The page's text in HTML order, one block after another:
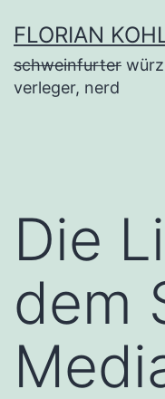
Inhalt
springen
FLORIAN
schweinfurter
verleger, nerd
Die
dem